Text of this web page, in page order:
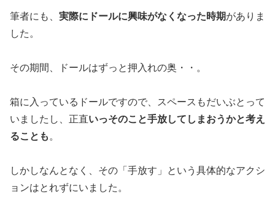
筆者にも、 実際にドールに興味がなくなった時期がありま
した。
その期間、ドールはずっと押入れの奥・・。
箱に入っているドールですので、スペースもだいぶとって
いましたし、正直いっそのこと手放してしまおうかと考え
ることも。
しかしなんとなく、その「手放す」という具体的なアクシ
ョンはとれずにいました。